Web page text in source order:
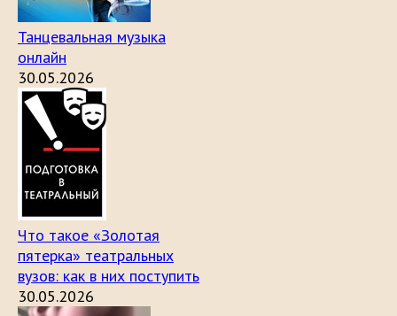
Танцевальная музыка
онлайн
30.05.2026
Что такое «Золотая
пятерка» театральных
вузов: как в них поступить
30.05.2026